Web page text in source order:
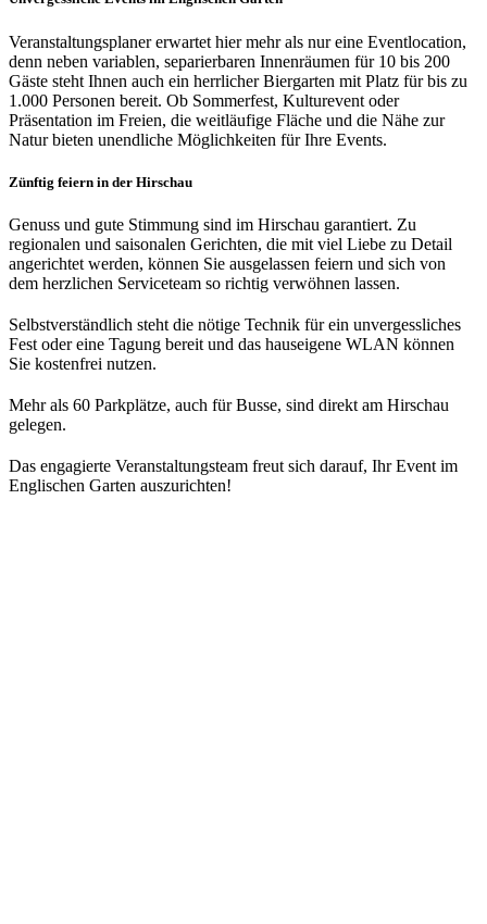
Veranstaltungsplaner erwartet hier mehr als nur eine Eventlocation,
denn neben variablen, separierbaren Innenräumen für 10 bis 200
Gäste steht Ihnen auch ein herrlicher Biergarten mit Platz für bis zu
1.000 Personen bereit. Ob Sommerfest, Kulturevent oder
Präsentation im Freien, die weitläufige Fläche und die Nähe zur
Natur bieten unendliche Möglichkeiten für Ihre Events.
Zünftig feiern in der Hirschau
Genuss und gute Stimmung sind im Hirschau garantiert. Zu
regionalen und saisonalen Gerichten, die mit viel Liebe zu Detail
angerichtet werden, können Sie ausgelassen feiern und sich von
dem herzlichen Serviceteam so richtig verwöhnen lassen.
Selbstverständlich steht die nötige Technik für ein unvergessliches
Fest oder eine Tagung bereit und das hauseigene WLAN können
Sie kostenfrei nutzen.
Mehr als 60 Parkplätze, auch für Busse, sind direkt am Hirschau
gelegen.
Das engagierte Veranstaltungsteam freut sich darauf, Ihr Event im
Englischen Garten auszurichten!